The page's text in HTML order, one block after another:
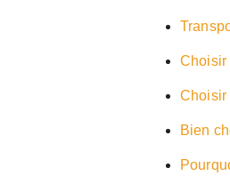
Choisir
Choisir
Bien